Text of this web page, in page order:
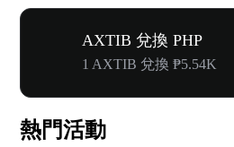
AXTIB 兌換 PHP
1 AXTIB 兌換 ₱5.54K
熱門活動